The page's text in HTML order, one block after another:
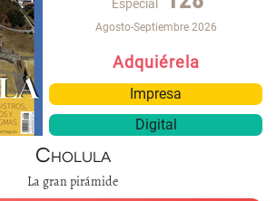
Especial
Agosto-Septiembre 2026
Adquiérela
Impresa
Digital
Cholula
La gran pirámide